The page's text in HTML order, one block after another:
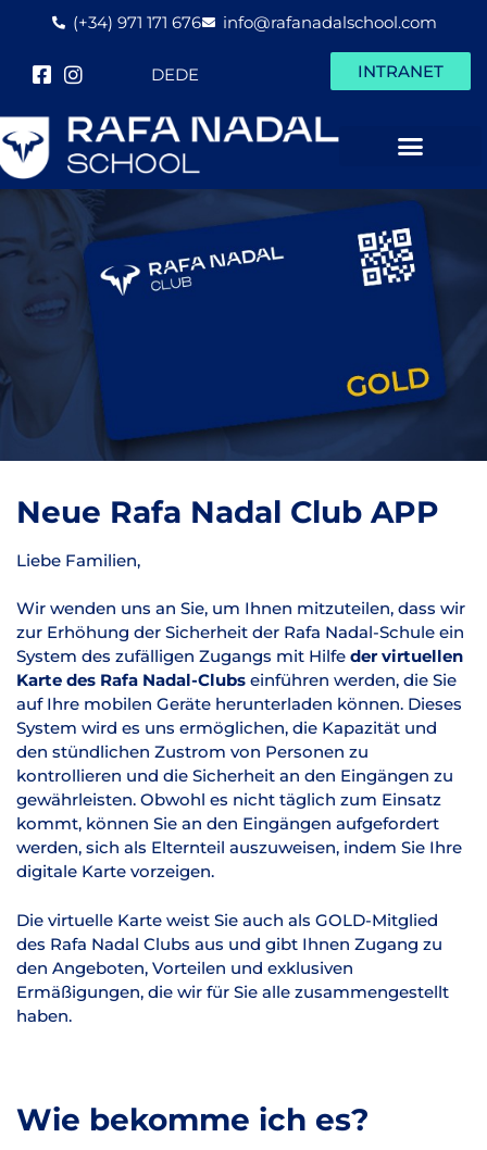
(+34) 971 171 676 info@rafanadalschool.com
DEDE INTRANET
Neue Rafa Nadal Club APP
Liebe Familien,
Wir wenden uns an Sie, um Ihnen mitzuteilen, dass wir
zur Erhöhung der Sicherheit der Rafa Nadal-Schule ein
System des zufälligen Zugangs mit Hilfe der virtuellen
Karte des Rafa Nadal-Clubs einführen werden, die Sie
auf Ihre mobilen Geräte herunterladen können. Dieses
System wird es uns ermöglichen, die Kapazität und
den stündlichen Zustrom von Personen zu
kontrollieren und die Sicherheit an den Eingängen zu
gewährleisten. Obwohl es nicht täglich zum Einsatz
kommt, können Sie an den Eingängen aufgefordert
werden, sich als Elternteil auszuweisen, indem Sie Ihre
digitale Karte vorzeigen.
Die virtuelle Karte weist Sie auch als GOLD-Mitglied
des Rafa Nadal Clubs aus und gibt Ihnen Zugang zu
den Angeboten, Vorteilen und exklusiven
Ermäßigungen, die wir für Sie alle zusammengestellt
haben.
Wie bekomme ich es?